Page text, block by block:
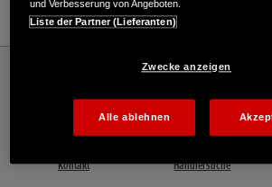
E-Mail
Kontakt Händlersuche
und Verbesserung von Angeboten.
Liste der Partner (Lieferanten)
Zwecke anzeigen
Alle ablehnen